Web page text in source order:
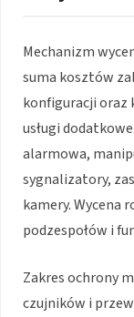
Mechanizm
suma kosztów
konfiguracji oraz
usługi
alarmowa,
sygnalizatory,
kamery. Wycena
podzespołów i
Zakres ochrony
czujników i